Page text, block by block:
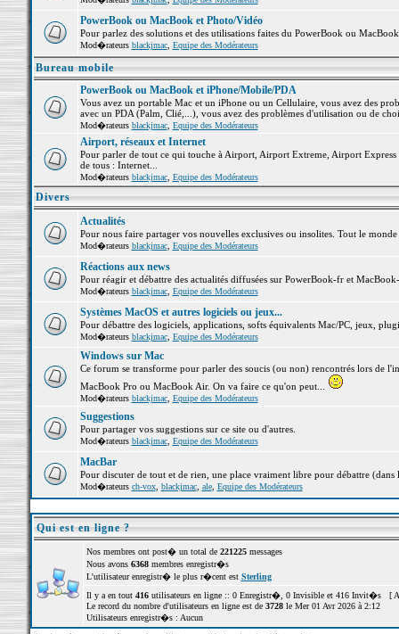
PowerBook ou MacBook et Photo/Vidéo
Pour parlez des solutions et des utilisations faites du PowerBook ou
Mod�rateurs blackjmac, Equipe des Modérateurs
Bureau mobile
PowerBook ou MacBook et iPhone/Mobile/PDA
Vous avez un portable Mac et un iPhone ou un Cellulaire, vous avez des
avec un PDA (Palm, Clié,...), vous avez des problèmes d'utilisation ou de
Mod�rateurs blackjmac, Equipe des Modérateurs
Airport, réseaux et Internet
Pour parler de tout ce qui touche à Airport, Airport Extreme, Airport
de tous : Internet...
Mod�rateurs blackjmac, Equipe des Modérateurs
Divers
Actualités
Pour nous faire partager vos nouvelles exclusives ou insolites. Tout le
Mod�rateurs blackjmac, Equipe des Modérateurs
Réactions aux news
Pour réagir et débattre des actualités diffusées sur PowerBook-fr et
Mod�rateurs blackjmac, Equipe des Modérateurs
Systèmes MacOS et autres logiciels ou jeux...
Pour débattre des logiciels, applications, softs équivalents Mac/PC, jeux,
Mod�rateurs blackjmac, Equipe des Modérateurs
Windows sur Mac
Ce forum se transforme pour parler des soucis (ou non) rencontrés lors de
MacBook Pro ou MacBook Air. On va faire ce qu'on peut...
Mod�rateurs blackjmac, Equipe des Modérateurs
Suggestions
Pour partager vos suggestions sur ce site ou d'autres.
Mod�rateurs blackjmac, Equipe des Modérateurs
MacBar
Pour discuter de tout et de rien, une place vraiment libre pour débattre (dans
Mod�rateurs ch-vox, blackjmac, ale, Equipe des Modérateurs
Qui est en ligne ?
Nos membres ont post� un total de 221225messages
Nous avons 6368membres enregistr�s
L'utilisateur enregistr� le plus r�cent est Sterling
Il y a en tout 416utilisateurs en ligne :: 0 Enregistr�, 0 Invisible et 416 Invit�s [
Le record du nombre d'utilisateurs en ligne est de 3728le Mer 01 Avr 2026 à 2:12
Utilisateurs enregistr�s : Aucun